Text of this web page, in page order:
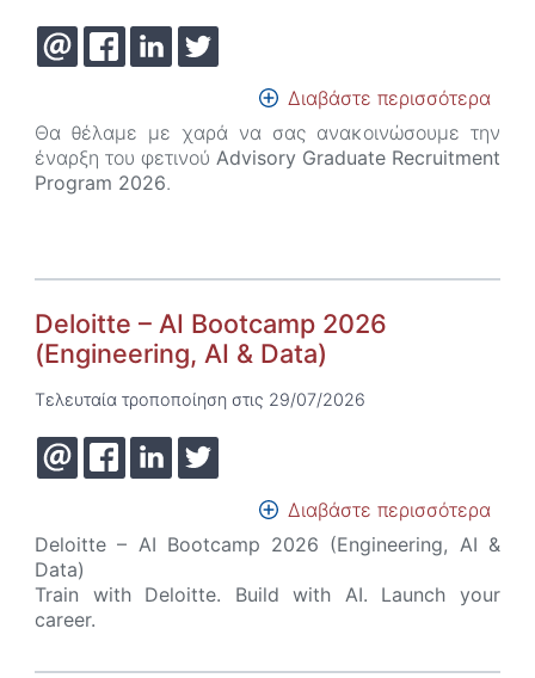
Διαβάστε περισσότερα
το
Θα θέλαμε με χαρά να σας ανακοινώσουμε την
έναρξη του φετινού Advisory Graduate Recruitment
Program 2026.
Deloitte – AI Bootcamp 2026
(Engineering, AI & Data)
Τελευταία τροποποίηση στις 29/07/2026
Διαβάστε περισσότερα
το
AI
Deloitte – AI Bootcamp 2026 (Engineering, AI &
Data)
Train with Deloitte. Build with AI. Launch your
career.